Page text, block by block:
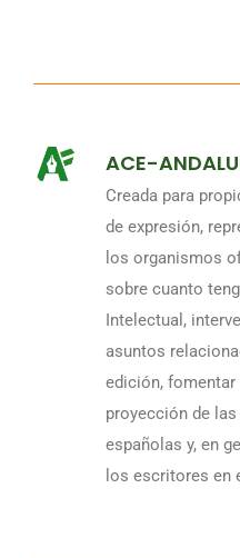
ACE-
Creada para
de expresión,
los organismos
sobre cuanto
Intelectual,
asuntos
edición,
proyección de
españolas y, en
los escritores en